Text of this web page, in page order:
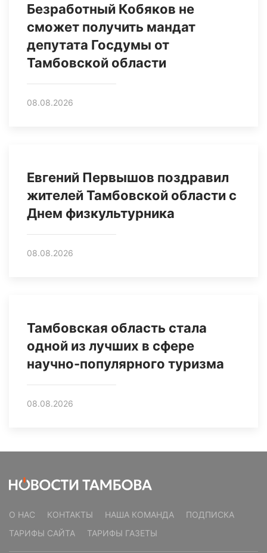
Безработный Кобяков не
сможет получить мандат
депутата Госдумы от
Тамбовской области
08.08.2026
Евгений Первышов поздравил
жителей Тамбовской области с
Днем физкультурника
08.08.2026
Тамбовская область стала
одной из лучших в сфере
научно-популярного туризма
08.08.2026
О НАС КОНТАКТЫ НАША КОМАНДА
ПОДПИСКА
ТАРИФЫ САЙТА
ТАРИФЫ ГАЗЕТЫ